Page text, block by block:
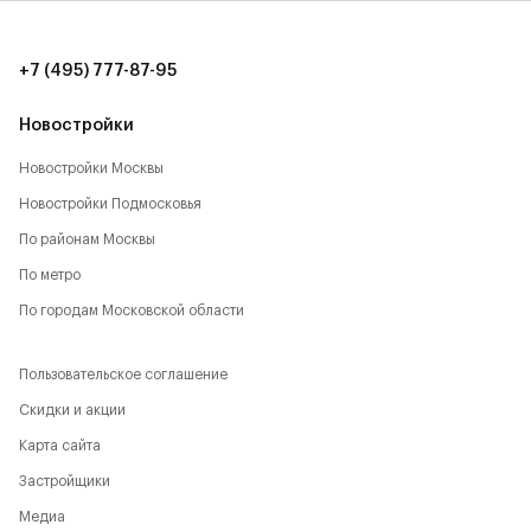
- Парк Будущего,
- Национальный парк,
- Лосиный остров,
- Главный Ботанический сад,
- ВДНХ,
- Парк Останкино,
- Парк Свиблово,
Новостройки
Новостройки Москвы
Новостройки Подмосковья
По районам Москвы
По метро
По городам Московской области
+7 (495) 777-87-95
Пользовательское соглашение
Скидки и акции
Карта сайта
Застройщики
Медиа